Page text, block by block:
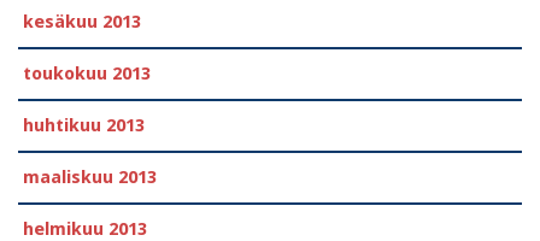
kesäkuu 2013
toukokuu 2013
huhtikuu 2013
maaliskuu 2013
helmikuu 2013